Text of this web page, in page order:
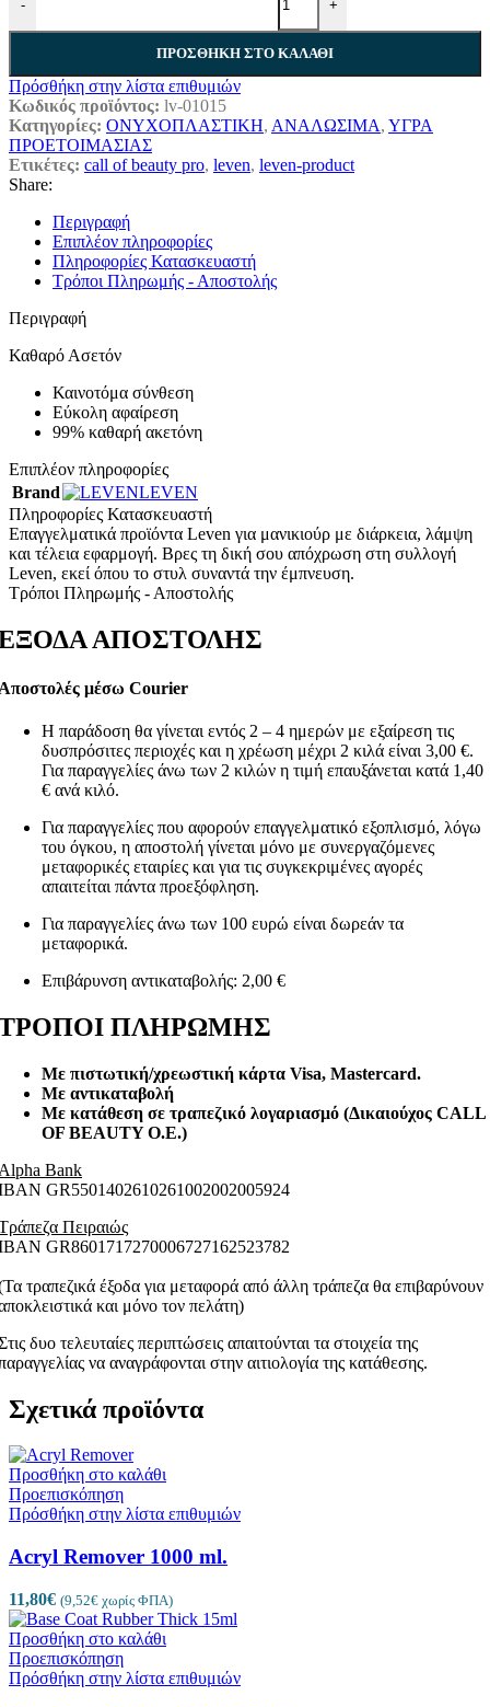
- +
ΠΡΟΣΘΉΚΗ ΣΤΟ ΚΑΛΆΘΙ
Πρόσθήκη στην λίστα επιθυμιών
Κωδικός προϊόντος: lv-01015
Κατηγορίες: ΟΝΥΧΟΠΛΑΣΤΙΚΗ, ΑΝΑΛΩΣΙΜΑ, ΥΓΡΑ
ΠΡΟΕΤΟΙΜΑΣΙΑΣ
Ετικέτες: call of beauty pro, leven, leven-product
Share:
Περιγραφή
Επιπλέον πληροφορίες
Πληροφορίες Κατασκευαστή
Τρόποι Πληρωμής - Αποστολής
Περιγραφή
Καθαρό Ασετόν
Καινοτόμα σύνθεση
Εύκολη αφαίρεση
99% καθαρή ακετόνη
Επιπλέον πληροφορίες
Brand
LEVEN
Πληροφορίες Κατασκευαστή
Επαγγελματικά προϊόντα Leven για μανικιούρ με διάρκεια, λάμψη
και τέλεια εφαρμογή. Βρες τη δική σου απόχρωση στη συλλογή
Leven, εκεί όπου το στυλ συναντά την έμπνευση.
Τρόποι Πληρωμής - Αποστολής
ΑΠΟΣΤΟΛΗΣ
μέσω Courier
Η παράδοση θα γίνεται εντός 2 – 4 ημερών με εξαίρεση τις
δυσπρόσιτες περιοχές και η χρέωση μέχρι 2 κιλά είναι 3,00 €.
Για παραγγελίες άνω των 2 κιλών η τιμή επαυξάνεται κατά 1,40
€ ανά κιλό.
Για παραγγελίες που αφορούν επαγγελματικό εξοπλισμό, λόγω
του όγκου, η αποστολή γίνεται μόνο με συνεργαζόμενες
μεταφορικές εταιρίες και για τις συγκεκριμένες αγορές
απαιτείται πάντα προεξόφληση.
Για παραγγελίες άνω των 100 ευρώ είναι δωρεάν τα
μεταφορικά.
Επιβάρυνση αντικαταβολής: 2,00 €
ΠΛΗΡΩΜΗΣ
Με πιστωτική/χρεωστική κάρτα Visa, Mastercard.
Με αντικαταβολή
Με κατάθεση σε τραπεζικό λογαριασμό (Δικαιούχος CALL
OF BEAUTY O.E.)
Bank
GR5501402610261002002005924
Πειραιώς
GR8601717270006727162523782
τραπεζικά έξοδα για μεταφορά από άλλη τράπεζα θα επιβαρύνουν
και μόνο τον πελάτη)
δυο τελευταίες περιπτώσεις απαιτούνται τα στοιχεία της
να αναγράφονται στην αιτιολογία της κατάθεσης.
Σχετικά προϊόντα
Προσθήκη στο καλάθι
Προεπισκόπηση
Πρόσθήκη στην λίστα επιθυμιών
Acryl Remover 1000 ml.
11,80€ (9,52€ χωρίς ΦΠΑ)
Προσθήκη στο καλάθι
Προεπισκόπηση
Πρόσθήκη στην λίστα επιθυμιών